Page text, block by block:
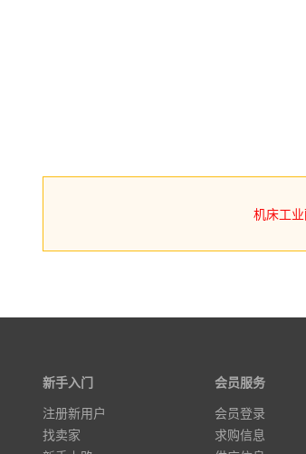
机床工
新手入门
注册新用户
找卖家
会员服务
会员登录
求购信息